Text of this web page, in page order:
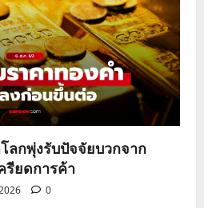
ลกพุ่งรับปัจจัยบวกจาก
รียดการค้า
0